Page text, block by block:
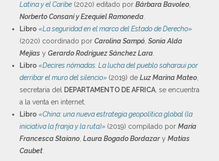
Latina y el Caribe (2020) editado por Bárbara Bavoleo,
Norberto Consani yEzequiel Ramoneda.
Libro «La seguridad en el marco del Estado de Derecho»
(2020) coordinado por Carolina Sampó, Sonia Alda
Mejías y Gerardo Rodríguez Sánchez Lara.
Libro «Decires nómadas. La lucha del pueblo saharaui por
derribar el muro del silencio» (2019) de Luz Marina Mateo,
secretaria del DEPARTAMENTO DE AFRICA, se encuentra
a la venta en internet.
Libro «China: una nueva estrategia geopolítica global (la
iniciativa la franja y la ruta)» (2019) compilado por María
Francesca Staiano, Laura Bogado Bordazary Matías
Caubet.